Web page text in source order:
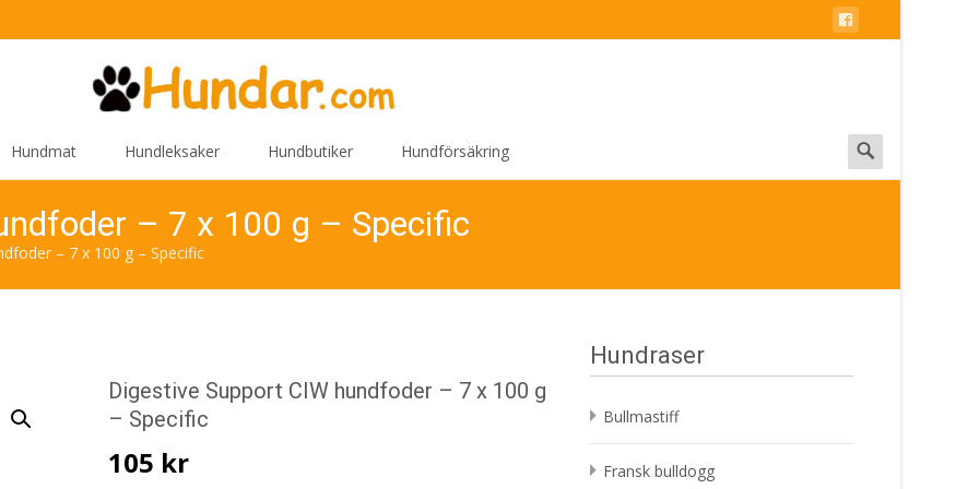
Hundmat Hundleksaker Hundbutiker Hundförsäkring
Search
for:
– 7 x 100 g – Specific
– 7 x 100 g – Specific
Digestive Support CIW hundfoder – 7 x 100 g
– Specific
105 kr
Hundraser
Bullmastiff
Fransk bulldogg